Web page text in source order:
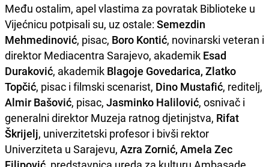
Među ostalim, apel vlastima za povratak Biblioteke u
Vijećnicu potpisali su, uz ostale: Semezdin
Mehmedinović, pisac, Boro Kontić, novinarski veteran i
direktor Mediacentra Sarajevo, akademik Esad
Duraković, akademik Blagoje Govedarica, Zlatko
Topčić, pisac i filmski scenarist, Dino Mustafić, reditelj,
Almir Bašović, pisac, Jasminko Halilović, osnivač i
generalni direktor Muzeja ratnog djetinjstva, Rifat
Škrijelj, univerzitetski profesor i bivši rektor
Univerziteta u Sarajevu, Azra Zornić, Amela Zec